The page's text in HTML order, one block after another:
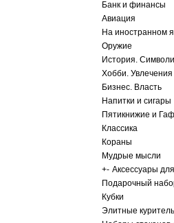
Банк и финансы
Авиация
На иностранном
Оружие
История.
Хобби. Увлечения
Бизнес. Власть
Напитки и сигары
Пятикнижие и
Классика
Кораны
Мудрые мысли
+- Аксессуары
Подарочный
Кубки
Элитные